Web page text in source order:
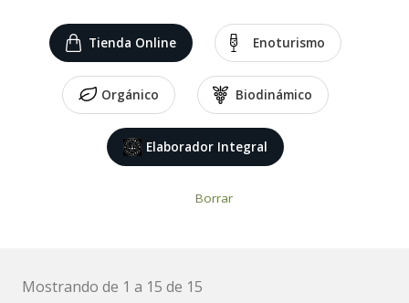
Tienda Online Enoturismo
Orgánico Biodinámico
Elaborador Integral
Borrar
Mostrando de 1 a 15 de 15